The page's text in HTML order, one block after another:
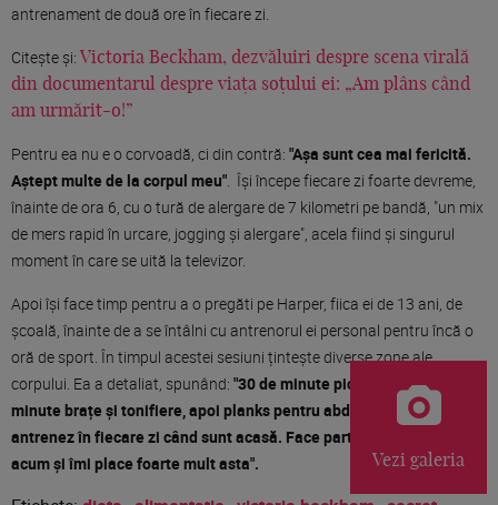
antrenament de două ore în fiecare zi.
Citește și: Victoria Beckham, dezvăluiri despre scena virală
din documentarul despre viața soțului ei: „Am plâns când
am urmărit-o!”
Pentru ea nu e o corvoadă, ci din contră: "Așa sunt cea mai fericită.
Aștept multe de la corpul meu". Își începe fiecare zi foarte devreme,
înainte de ora 6, cu o tură de alergare de 7 kilometri pe bandă, "un mix
de mers rapid în urcare, jogging și alergare", acela fiind și singurul
moment în care se uită la televizor.
Apoi își face timp pentru a o pregăti pe Harper, fiica ei de 13 ani, de
școală, înainte de a se întâlni cu antrenorul ei personal pentru încă o
oră de sport. În timpul acestei sesiuni țintește diverse zone ale
corpului. Ea a detaliat, spunând: "30 de minute picioare, 30 de
minute brațe și tonifiere, apoi planks pentru abdomenul meu. Mă
antrenez în fiecare zi când sunt acasă. Face parte din ceea ce sunt
acum și îmi place foarte mult asta".
Vezi galeria